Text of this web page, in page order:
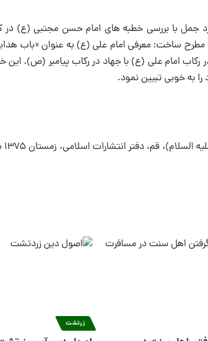
جمل با بررسی خطبه های امام حسن مجتبی (ع) در
مطرح ساخت: معرفی امام علی (ع) به عنوان «باب
رکاب امام علی (ع) با جهاد در رکاب پیامبر (ص).
به خوبی تبیین نمود.
دفتر انتشارات اسلامی، زمستان ۱۳۷۵ شمسی، ص114 تا 118.
زرتشت